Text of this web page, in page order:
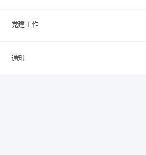
党建工作
通知